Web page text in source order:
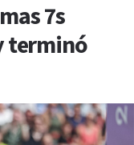
7s
terminó